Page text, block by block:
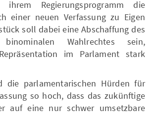
Regierungsprogramm die
einer neuen Verfassung zu Eigen
soll dabei eine Abschaffung des
binominalen Wahlrechtes sein,
im Parlament stark
die parlamentarischen Hürden für
so hoch, dass das zukünftige
auf eine nur schwer umsetzbare